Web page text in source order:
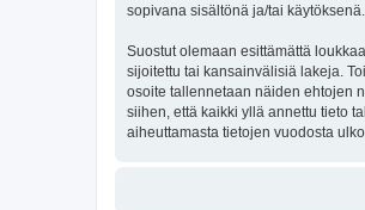
sopivana sisältönä ja/tai
Suostut olemaan esittämättä
sijoitettu tai kansainvälisiä lakeja.
osoite tallennetaan näiden ehtojen
siihen, että kaikki yllä annettu tieto
aiheuttamasta tietojen vuodosta